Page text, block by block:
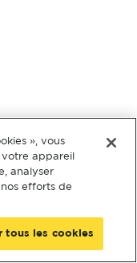
», vous
votre appareil
analyser
efforts de
tous les cookies